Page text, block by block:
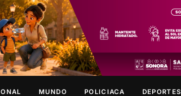
MUNDO POLICIACA DEPORTES